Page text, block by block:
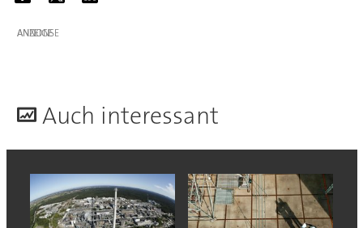
ANZEIGE
Auch interessant